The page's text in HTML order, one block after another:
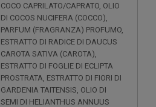
COCO CAPRILATO/CAPRATO, OLIO
DI COCOS NUCIFERA (COCCO),
PARFUM (FRAGRANZA) PROFUMO,
ESTRATTO DI RADICE DI DAUCUS
CAROTA SATIVA (CAROTA),
ESTRATTO DI FOGLIE DI ECLIPTA
PROSTRATA, ESTRATTO DI FIORI DI
GARDENIA TAITENSIS, OLIO DI
SEMI DI HELIANTHUS ANNUUS